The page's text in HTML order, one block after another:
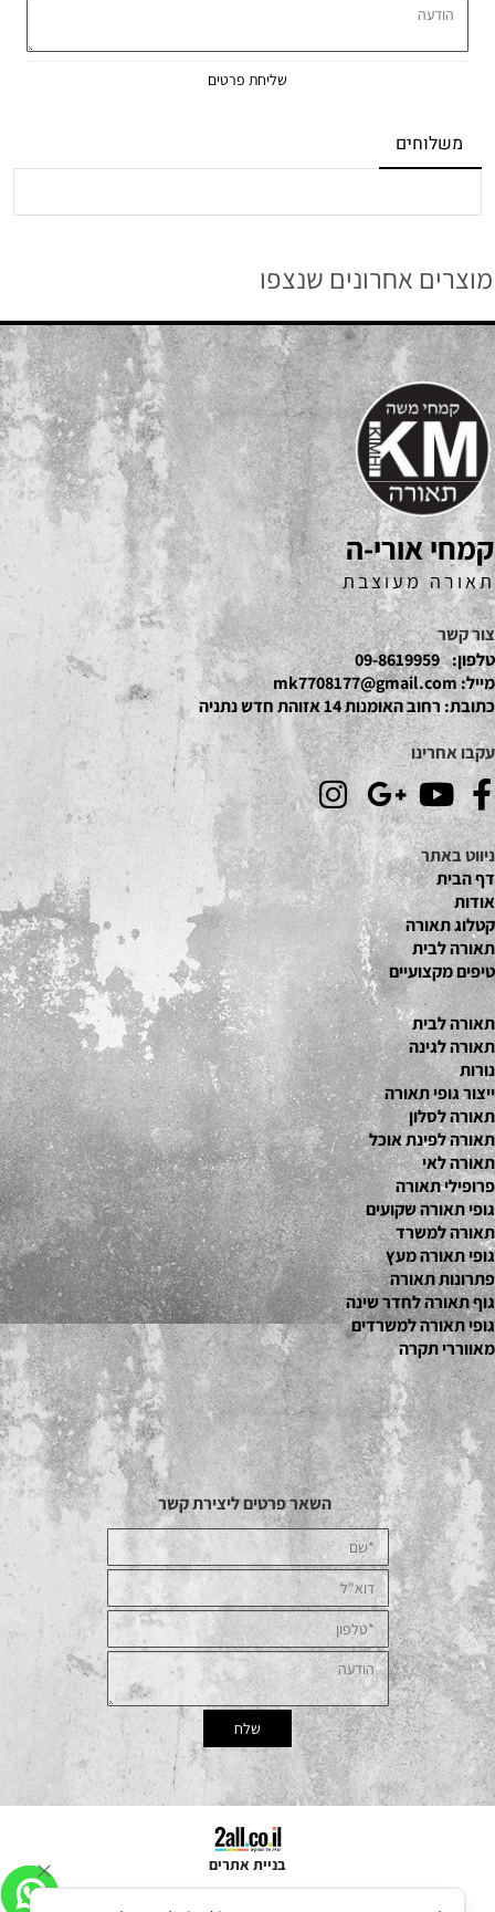
משלוחים
מוצרים אחרונים שנצפו
קמחי אורי-ה
תאורה מעוצבת
צור קשר
טלפון: 09-8619959
מייל:mk7708177@gmail.com
כתובת: רחוב האומנות 14 אזוהת חדש נתניה
עקבו אחרינו
ניווט באתר
דף הבית
אודות
קטלוג תאורה
תאורה לבית
טיפים מקצועיים
תאורה לבית
תאורה לגינה
נורות
ייצור גופי תאורה
תאורה לסלון
תאורה לפינת אוכל
תאורה לאי
פרופילי תאורה
גופי תאורה שקועים
תאורה למשרד
גופי תאורה מעץ
פתרונות תאורה
גוף תאורה לחדר שינה
גופי תאורה למשרדים
מאווררי תקרה
השאר פרטים ליצירת קשר
בניית אתרים